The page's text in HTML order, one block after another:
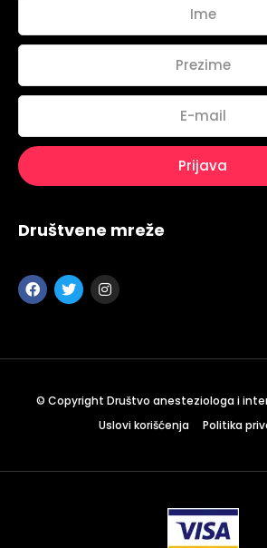
Društvene mreže
© Copyright Društvo anesteziologa i
Uslovi korišćenja
Politika
Engineering Growth
When
Sunday to Wednesday